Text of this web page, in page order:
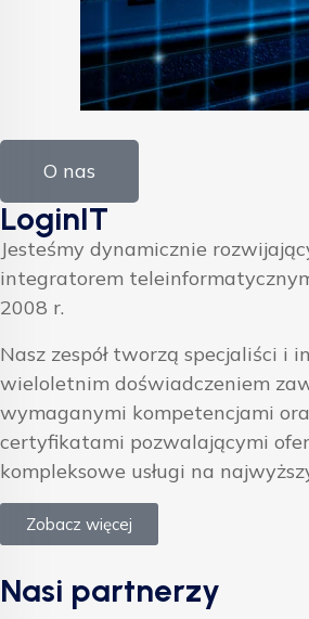
O nas
LoginIT
Jesteśmy dynamicznie
integratorem
2008 r.
Nasz zespół tworzą specjaliści i
wieloletnim doświadczeniem
wymaganymi kompetencjami
certyfikatami pozwalającymi
kompleksowe usługi na
Zobacz więcej
Nasi partnerzy